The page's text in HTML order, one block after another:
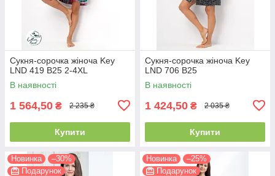
Сукня-сорочка жіноча Key
LND 419 B25 2-4XL
В наявності
1 564,50 ₴ 2 235 ₴
Купити
Сукня-сорочка жіноча Key
LND 706 B25
В наявності
1 424,50 ₴ 2 035 ₴
Купити
Новинка
–30%
Подарунок
Новинка
–25%
Подарунок